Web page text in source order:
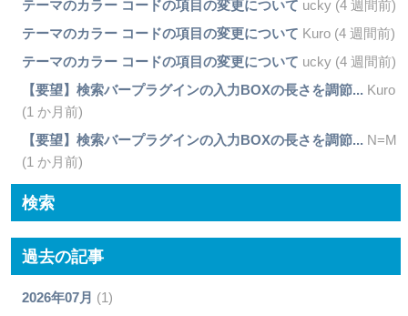
テーマのカラー コードの項目の変更について ucky (4 週間前)
テーマのカラー コードの項目の変更について Kuro (4 週間前)
テーマのカラー コードの項目の変更について ucky (4 週間前)
【要望】検索バープラグインの入力BOXの長さを調節... Kuro
(1 か月前)
【要望】検索バープラグインの入力BOXの長さを調節... N=M
(1 か月前)
検索
過去の記事
2026年07月 (1)